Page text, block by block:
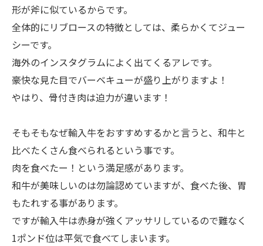
形が斧に似ているからです。
全体的にリブロースの特徴としては、柔らかくてジュー
シーです。
海外のインスタグラムによく出てくるアレです。
豪快な見た目でバーベキューが盛り上がりますよ！
やはり、骨付き肉は迫力が違います！
そもそもなぜ輸入牛をおすすめするかと言うと、和牛と
比べたくさん食べられるという事です。
肉を食べたー！という満足感があります。
和牛が美味しいのは勿論認めていますが、食べた後、胃
もたれする事があります。
ですが輸入牛は赤身が強くアッサリしているので難なく
1ポンド位は平気で食べてしまいます。